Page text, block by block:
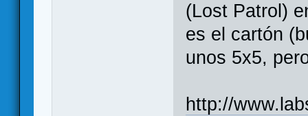
(Lost Patrol)
es el cartón
unos 5x5,
http://